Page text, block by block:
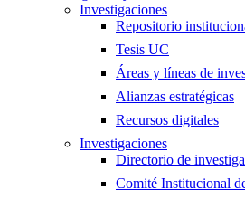
Investigaciones
Repositorio
Tesis UC
Áreas y líneas de
Alianzas estratégicas
Recursos digitales
Investigaciones
Directorio de
Comité Institucional